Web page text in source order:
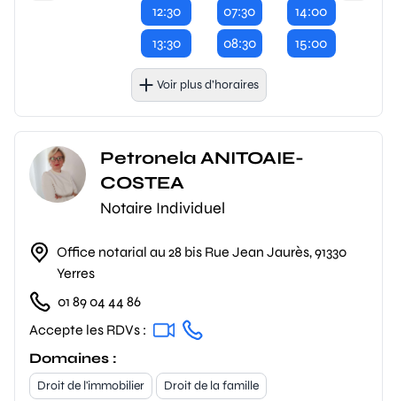
12:30
13:30
07:30
08:30
14:00
15:00
Voir plus d’horaires
Petronela ANITOAIE-
COSTEA
Notaire Individuel
Office notarial au 28 bis Rue Jean Jaurès, 91330
Yerres
01 89 04 44 86
Accepte les RDVs :
Domaines :
Droit de l'immobilier
Droit de la famille